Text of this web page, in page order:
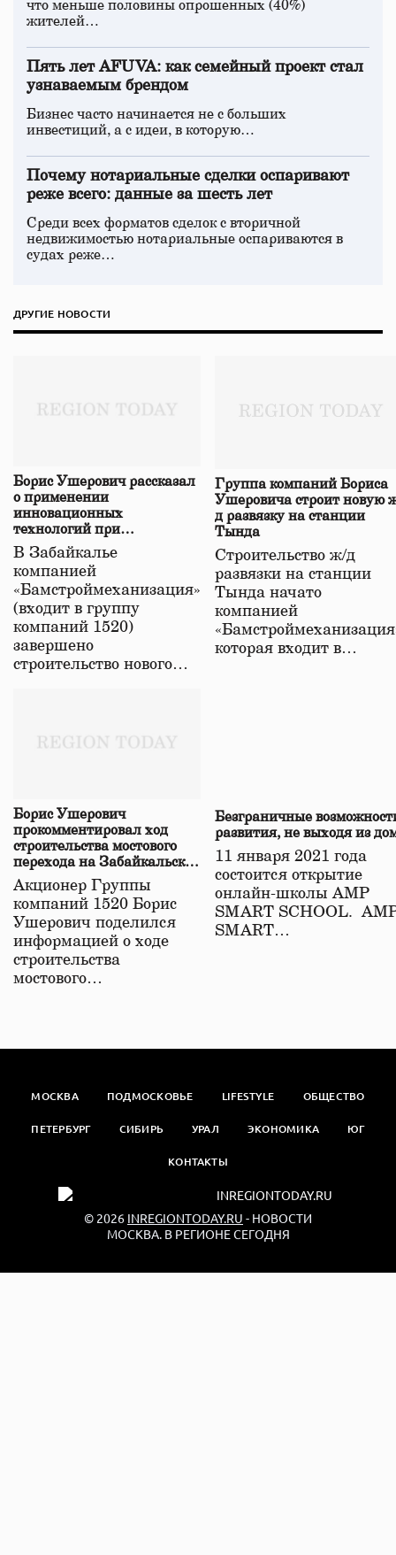
что меньше половины опрошенных (40%)
жителей…
Пять лет AFUVA: как семейный проект стал
узнаваемым брендом
Бизнес часто начинается не с больших
инвестиций, а с идеи, в которую…
Почему нотариальные сделки оспаривают
реже всего: данные за шесть лет
Среди всех форматов сделок с вторичной
недвижимостью нотариальные оспариваются в
судах реже…
ДРУГИЕ НОВОСТИ
Борис Ушерович рассказал
о применении
инновационных
технологий при
строительстве нового моста
в Забайкалье
В Забайкалье
компанией
«Бамстроймеханизация»
(входит в группу
компаний 1520)
завершено
строительство нового…
Группа компаний Бориса
Ушеровича строит новую
д развязку на станции
Тында
Строительство ж/д
развязки на станции
Тында начато
компанией
которая входит в…
Борис Ушерович
прокомментировал ход
строительства мостового
перехода на Забайкальской
железной дороге
Акционер Группы
компаний 1520 Борис
Ушерович поделился
информацией о ходе
строительства
мостового…
Безграничные
развития, не выходя из
11 января 2021 года
состоится открытие
онлайн-школы АМР
SMART SCHOOL.
SMART…
МОСКВА ПОДМОСКОВЬЕ LIFESTYLE ОБЩЕСТВО
ПЕТЕРБУРГ СИБИРЬ УРАЛ ЭКОНОМИКА ЮГ
КОНТАКТЫ
© 2026 INREGIONTODAY.RU - НОВОСТИ
МОСКВА. В РЕГИОНЕ СЕГОДНЯ